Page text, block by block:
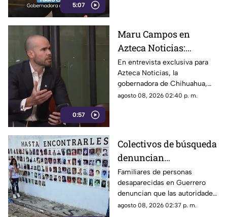
5:07
0:57
Maru Campos en
Azteca Noticias:
Advierte que nuevos
lineamientos del
Gobierno Federal
amenazan la libertad
En entrevista exclusiva para
Azteca Noticias, la
gobernadora de Chihuahua,
Maru Campos, alzó la voz
expresión.
agosto 08, 2026 02:40 p. m.
Colectivos de búsqueda
denuncian
restricciones para
ingresar a la sierra de
Chilpancingo
Familiares de personas
desaparecidas en Guerrero
denuncian que las autoridades
les negaron el
agosto 08, 2026 02:37 p. m.